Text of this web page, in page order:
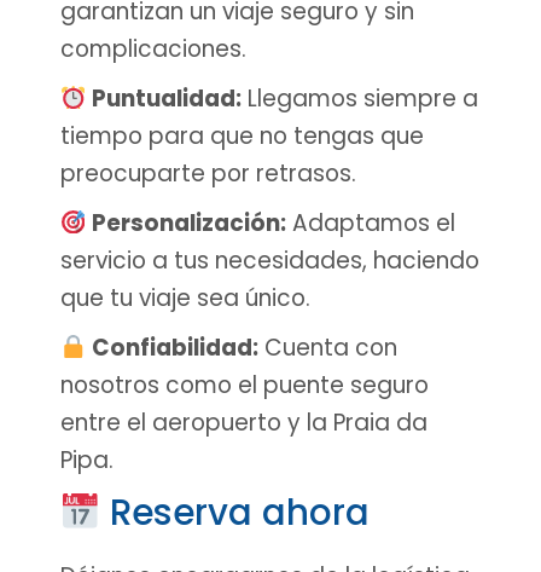
garantizan un viaje seguro y sin
complicaciones.
Puntualidad: Llegamos siempre a
tiempo para que no tengas que
preocuparte por retrasos.
Personalización:Adaptamos el
servicio a tus necesidades, haciendo
que tu viaje sea único.
Confiabilidad: Cuenta con
nosotros como el puente seguro
entre el aeropuerto y la Praia da
Pipa.
Reserva ahora